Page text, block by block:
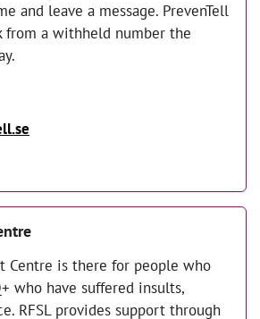
and leave a message. PrevenTell
a withheld number the
Centre is there for people who
who have suffered insults,
RFSL provides support through